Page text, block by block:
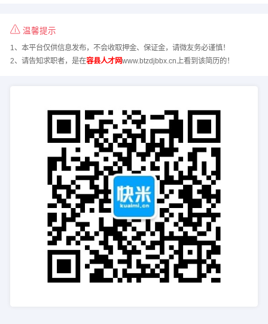
温馨提示
1、本平台仅供信息发布，不会收取押金、保证金，请微友务必谨慎！
2、请告知求职者，是在容县人才网www.btzdjbbx.cn上看到该简历的！